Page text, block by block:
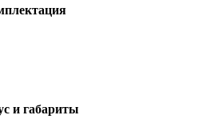
и габариты